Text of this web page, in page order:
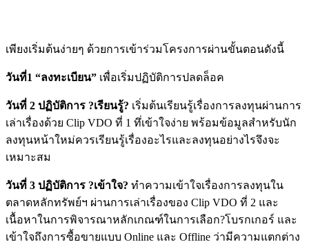
เพียงเริ่มต้นง่ายๆ ด้วยการเข้าร่วมโครงการผ่านขั้นตอนดังนี้
วันที่1 “ลงทะเบียน” เพื่อเริ่มปฏิบัติการปลดล็อค
วันที่ 2 ปฏิบัติการ ?เรียนรู้? เริ่มต้นเรียนรู้เรื่องการลงทุนผ่านการ
เล่าเรื่องด้วย Clip VDO ที่ 1 ทึ่เข้าใจง่าย พร้อมข้อมูลสำหรับนัก
ลงทุนหน้าใหม่ควรเรียนรู้เรื่องอะไรและลงทุนอย่างไรจึงจะ
เหมาะสม
วันที่ 3 ปฏิบัติการ ?เข้าใจ? ทำความเข้าใจเรื่องการลงทุนใน
ตลาดหลักทรัพย์ฯ ผ่านการเล่าเรื่องของ Clip VDO ที่ 2 และ
เนื้อหาในการพิจารณาหลักเกณฑ์ในการเลือก?โบรกเกอร์ และ
เข้าใจถึงการซื้อขายแบบ Online และ Offline ว่ามีความแตกต่าง